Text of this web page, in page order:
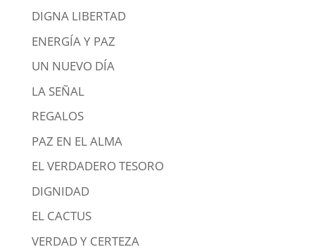
DIGNA LIBERTAD
ENERGÍA Y PAZ
UN NUEVO DÍA
LA SEÑAL
REGALOS
PAZ EN EL ALMA
EL VERDADERO TESORO
DIGNIDAD
EL CACTUS
VERDAD Y CERTEZA